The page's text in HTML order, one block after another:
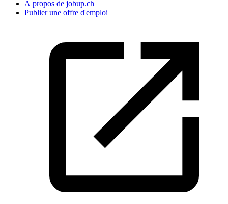
À propos de jobup.ch
Publier une offre d'emploi